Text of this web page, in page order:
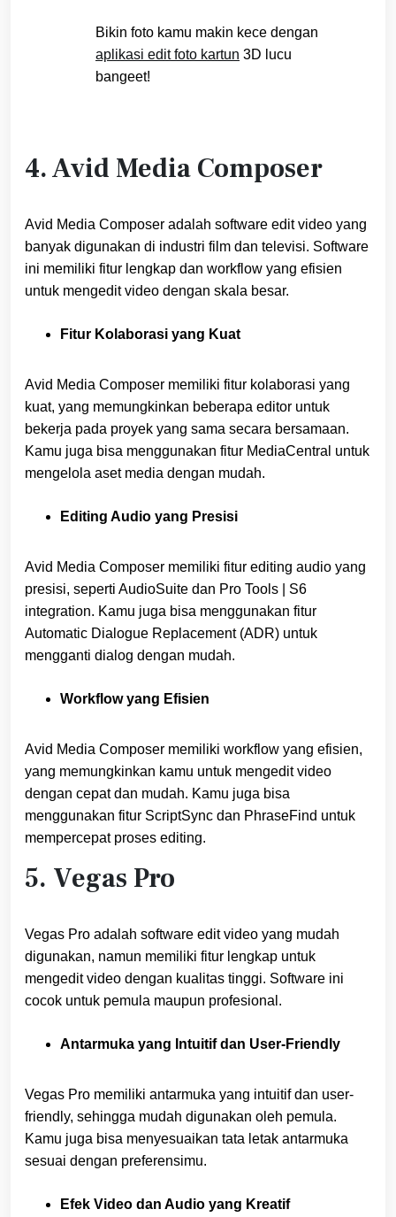
Bikin foto kamu makin kece dengan
aplikasi edit foto kartun 3D lucu
bangeet!
4. Avid Media Composer
Avid Media Composer adalah software edit video yang
banyak digunakan di industri film dan televisi. Software
ini memiliki fitur lengkap dan workflow yang efisien
untuk mengedit video dengan skala besar.
Fitur Kolaborasi yang Kuat
Avid Media Composer memiliki fitur kolaborasi yang
kuat, yang memungkinkan beberapa editor untuk
bekerja pada proyek yang sama secara bersamaan.
Kamu juga bisa menggunakan fitur MediaCentral untuk
mengelola aset media dengan mudah.
Editing Audio yang Presisi
Avid Media Composer memiliki fitur editing audio yang
presisi, seperti AudioSuite dan Pro Tools | S6
integration. Kamu juga bisa menggunakan fitur
Automatic Dialogue Replacement (ADR) untuk
mengganti dialog dengan mudah.
Workflow yang Efisien
Avid Media Composer memiliki workflow yang efisien,
yang memungkinkan kamu untuk mengedit video
dengan cepat dan mudah. Kamu juga bisa
menggunakan fitur ScriptSync dan PhraseFind untuk
mempercepat proses editing.
5. Vegas Pro
Vegas Pro adalah software edit video yang mudah
digunakan, namun memiliki fitur lengkap untuk
mengedit video dengan kualitas tinggi. Software ini
cocok untuk pemula maupun profesional.
Antarmuka yang Intuitif dan User-Friendly
Vegas Pro memiliki antarmuka yang intuitif dan user-
friendly, sehingga mudah digunakan oleh pemula.
Kamu juga bisa menyesuaikan tata letak antarmuka
sesuai dengan preferensimu.
Efek Video dan Audio yang Kreatif